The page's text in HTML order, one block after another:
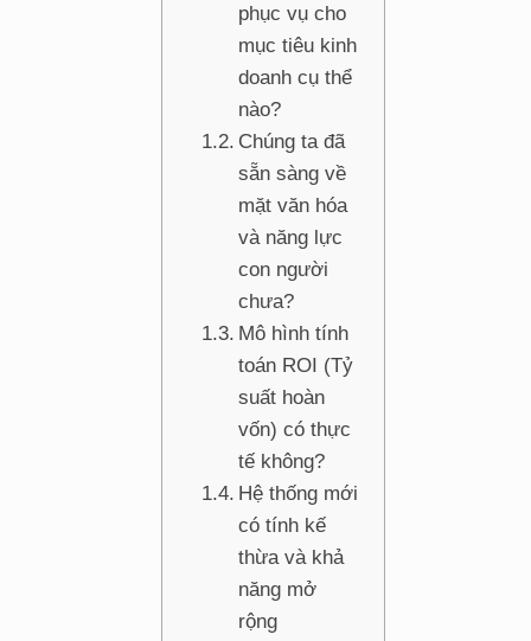
phục vụ cho
mục tiêu kinh
doanh cụ thể
nào?
Chúng ta đã
sẵn sàng về
mặt văn hóa
và năng lực
con người
chưa?
Mô hình tính
toán ROI (Tỷ
suất hoàn
vốn) có thực
tế không?
Hệ thống mới
có tính kế
thừa và khả
năng mở
rộng